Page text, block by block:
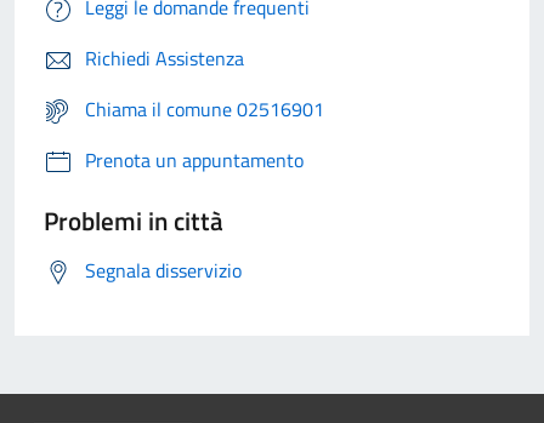
Leggi le domande frequenti
Richiedi Assistenza
Chiama il comune 02516901
Prenota un appuntamento
Problemi in città
Segnala disservizio